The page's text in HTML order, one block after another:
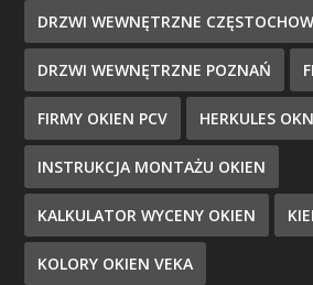
DRZWI WEWNĘTRZNE
DRZWI WEWNĘTRZNE POZNAŃ
FIRMY OKIEN PCV HERKULES
INSTRUKCJA MONTAŻU OKIEN
KALKULATOR WYCENY OKIEN
KOLORY OKIEN VEKA